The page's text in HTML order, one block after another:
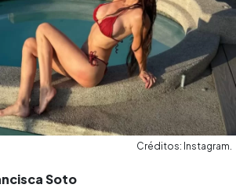
Créditos: Instagram.
Soto